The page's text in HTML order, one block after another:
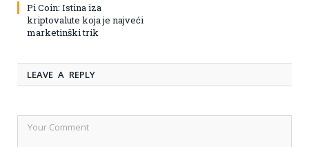
Pi Coin: Istina iza
kriptovalute koja je najveći
marketinški trik
LEAVE A REPLY